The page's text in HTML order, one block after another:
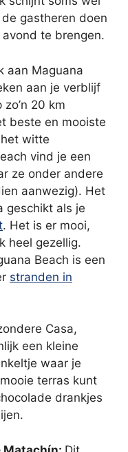
gastheren doen
te brengen.
aan Maguana
aan je verblijf
20 km
beste en mooiste
witte
vind je een
ze onder andere
aanwezig). Het
geschikt als je
. Het is er mooi,
heel gezellig.
Beach is een
stranden in
Casa,
een kleine
waar je
terras kunt
drankjes